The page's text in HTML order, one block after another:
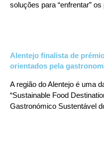
soluções para “enfrentar”
Alentejo finalista de
orientados pela
A região do Alentejo é uma
“Sustainable Food
Gastronómico Sustentável